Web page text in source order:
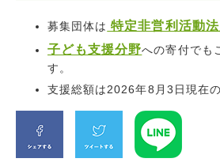
募集団体は 特定非営利活動
子ども支援分野への寄付でも
す。
支援総額は2026年8月3日現在の